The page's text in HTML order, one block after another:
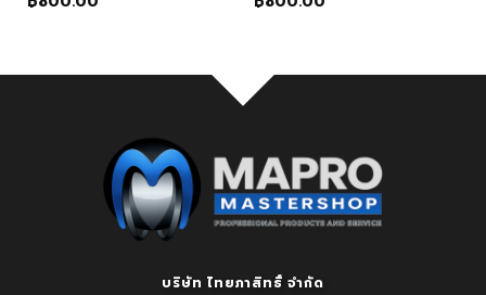
บริษัท ไทยภาสิทธิ์ จำกัด